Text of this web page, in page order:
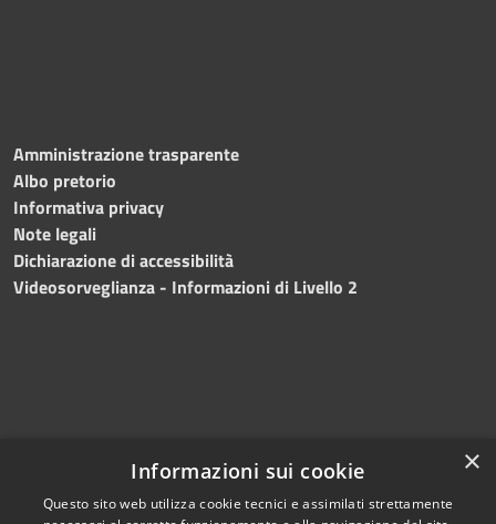
Amministrazione trasparente
Albo pretorio
Informativa privacy
Note legali
Dichiarazione di accessibilità
Videosorveglianza - Informazioni di Livello 2
×
Informazioni sui cookie
Questo sito web utilizza cookie tecnici e assimilati strettamente